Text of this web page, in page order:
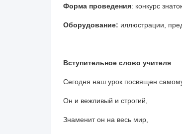
Форма проведения: конкурс
Оборудование: иллюстрации,
Вступительное слово учителя
Сегодня наш урок посвящен
Он и вежливый и строгий,
Знаменит он на весь мир,